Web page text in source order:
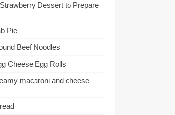
Dessert to Prepare
Pie
Beef Noodles
Cheese Egg Rolls
macaroni and cheese